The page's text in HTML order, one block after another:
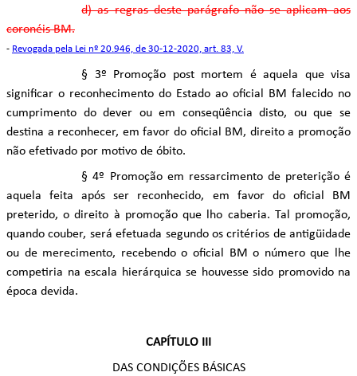
d) as regras deste parágrafo não se aplicam aos
coronéis BM.
- Revogada pela Lei nº 20.946, de 30-12-2020, art. 83, V.
§ 3º Promoção post mortem é aquela que visa
significar o reconhecimento do Estado ao oficial BM falecido no
cumprimento do dever ou em conseqüência disto, ou que se
destina a reconhecer, em favor do oficial BM, direito a promoção
não efetivado por motivo de óbito.
§ 4º Promoção em ressarcimento de preterição é
aquela feita após ser reconhecido, em favor do oficial BM
preterido, o direito à promoção que lho caberia. Tal promoção,
quando couber, será efetuada segundo os critérios de antigüidade
ou de merecimento, recebendo o oficial BM o número que lhe
competiria na escala hierárquica se houvesse sido promovido na
época devida.
CAPÍTULO III
DAS CONDIÇÕES BÁSICAS